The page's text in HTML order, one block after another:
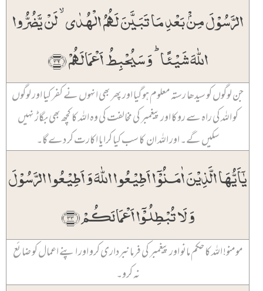
الرَّسُوۡلَ مِنۡۢ بَعۡدِ مَا تَبَیَّنَ لَہُمُ الۡہُدٰی ۙ لَنۡ یَّضُرُّوا
اللّٰہَ شَیۡئًا ؕ وَ سَیُحۡبِطُ اَعۡمَالَہُمۡ ﴿۳۲﴾
جن لوگوں کو سیدھا رستہ معلوم ہو گیا اور پھر بھی انہوں نے کفر کیا اور لوگوں
کو اللہ کی راہ سے روکا اور پیغمبر کی مخالفت کی وہ اللہ کا کچھ بھی بگاڑ نہیں
سکیں گے۔ اور اللہ ان کا سب کیا کرایا اکارت کر دے گا۔
یٰۤاَیُّہَا الَّذِیۡنَ اٰمَنُوۡۤا اَطِیۡعُوا اللّٰہَ وَ اَطِیۡعُوا الرَّسُوۡلَ
وَ لَا تُبۡطِلُوۡۤا اَعۡمَالَکُمۡ ﴿۳۳﴾
مومنو! اللہ کا حکم مانو اور پیغمبر کی فرمانبرداری کرو اور اپنے اعمال کو ضائع
نہ کرو۔